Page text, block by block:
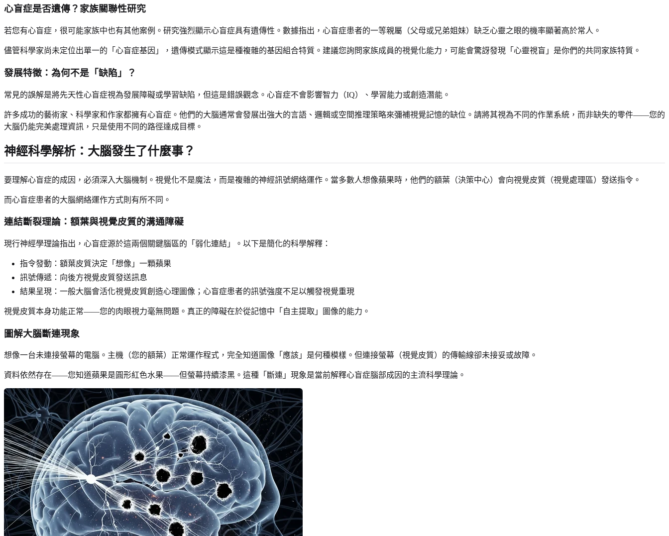
心盲症是否遺傳？家族關聯性研究
若您有心盲症，很可能家族中也有其他案例。研究強烈顯示心盲症具有遺傳性。數據指出，心盲症患者的一等親屬（父母或兄弟姐妹）缺乏心靈之眼的機率顯著高於常人。
儘管科學家尚未定位出單一的「心盲症基因」，遺傳模式顯示這是種複雜的基因組合特質。建議您詢問家族成員的視覺化能力，可能會驚訝發現「心靈視盲」是你們的共同家族特質。
發展特徵：為何不是「缺陷」？
常見的誤解是將先天性心盲症視為發展障礙或學習缺陷，但這是錯誤觀念。心盲症不會影響智力（IQ）、學習能力或創造潛能。
許多成功的藝術家、科學家和作家都擁有心盲症。他們的大腦通常會發展出強大的言語、邏輯或空間推理策略來彌補視覺記憶的缺位。請將其視為不同的作業系統，而非缺失的零件——您的
大腦仍能完美處理資訊，只是使用不同的路徑達成目標。
神經科學解析：大腦發生了什麼事？
要理解心盲症的成因，必須深入大腦機制。視覺化不是魔法，而是複雜的神經訊號網絡運作。當多數人想像蘋果時，他們的額葉（決策中心）會向視覺皮質（視覺處理區）發送指令。
而心盲症患者的大腦網絡運作方式則有所不同。
連結斷裂理論：額葉與視覺皮質的溝通障礙
現行神經學理論指出，心盲症源於這兩個關鍵腦區的「弱化連結」。以下是簡化的科學解釋：
指令發動：額葉皮質決定「想像」一顆蘋果
訊號傳遞：向後方視覺皮質發送訊息
結果呈現：一般大腦會活化視覺皮質創造心理圖像；心盲症患者的訊號強度不足以觸發視覺重現
視覺皮質本身功能正常——您的肉眼視力毫無問題。真正的障礙在於從記憶中「自主提取」圖像的能力。
圖解大腦斷連現象
想像一台未連接螢幕的電腦。主機（您的額葉）正常運作程式，完全知道圖像「應該」是何種模樣。但連接螢幕（視覺皮質）的傳輸線卻未接妥或故障。
資料依然存在——您知道蘋果是圓形紅色水果——但螢幕持續漆黑。這種「斷連」現象是當前解釋心盲症腦部成因的主流科學理論。